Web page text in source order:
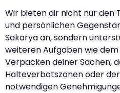
Wir bieten dir nicht nur den
und persönlichen
Sakarya an, sondern
weiteren Aufgaben wie
Verpacken deiner Sachen,
Halteverbotszonen oder
notwendigen